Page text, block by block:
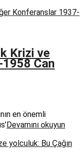
Krizi ve
Can
en önemli
Devamını okuyun